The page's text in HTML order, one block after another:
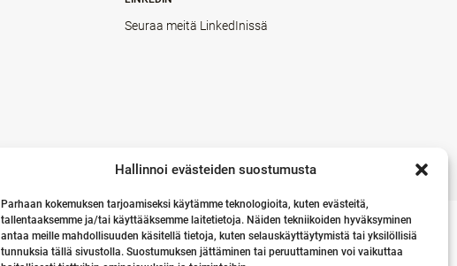
Hallinnoi evästeiden suostumusta
Parhaan kokemuksen tarjoamiseksi käytämme teknologioita, kuten evästeitä,
tallentaaksemme ja/tai käyttääksemme laitetietoja. Näiden tekniikoiden hyväksyminen
antaa meille mahdollisuuden käsitellä tietoja, kuten selauskäyttäytymistä tai yksilöllisiä
tunnuksia tällä sivustolla. Suostumuksen jättäminen tai peruuttaminen voi vaikuttaa
Seuraa meitä LinkedInissä